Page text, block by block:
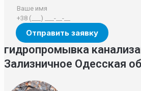
гидропромывка
Зализничное Одесская